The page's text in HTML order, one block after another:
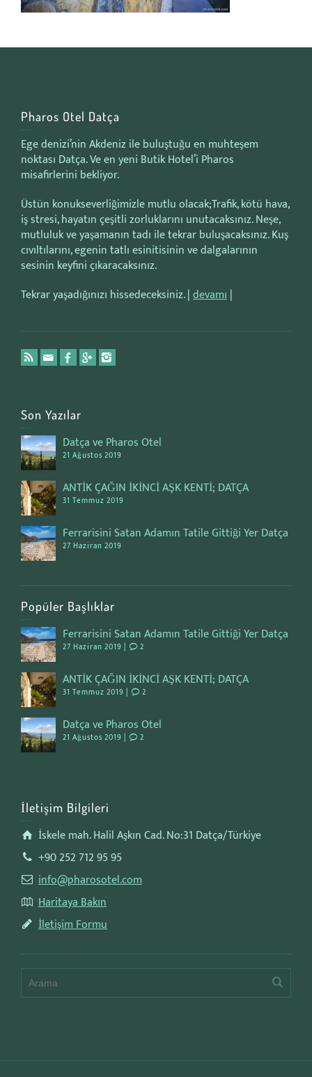
Pharos Otel Datça
Ege denizi’nin Akdeniz ile buluştuğu en muhteşem
noktası Datça. Ve en yeni Butik Hotel’i Pharos
misafirlerini bekliyor.
Üstün konukseverliğimizle mutlu olacak;Trafik, kötü hava,
iş stresi, hayatın çeşitli zorluklarını unutacaksınız. Neşe,
mutluluk ve yaşamanın tadı ile tekrar buluşacaksınız. Kuş
cıvıltılarını, egenin tatlı esinitisinin ve dalgalarının
sesinin keyfini çıkaracaksınız.
Tekrar yaşadığınızı hissedeceksiniz. |devamı|
Son Yazılar
Datça ve Pharos Otel
21 Ağustos 2019
ANTİK ÇAĞIN İKİNCİ AŞK KENTİ; DATÇA
31 Temmuz 2019
Ferrarisini Satan Adamın Tatile Gittiği Yer Datça
27 Haziran 2019
Popüler Başlıklar
Ferrarisini Satan Adamın Tatile Gittiği Yer Datça
27 Haziran 2019 | 2
ANTİK ÇAĞIN İKİNCİ AŞK KENTİ; DATÇA
31 Temmuz 2019 | 2
Datça ve Pharos Otel
21 Ağustos 2019 | 2
İletişim Bilgileri
İskele mah. Halil Aşkın Cad. No:31 Datça/Türkiye
+90 252 712 95 95
info@pharosotel.com
Haritaya Bakın
İletişim Formu